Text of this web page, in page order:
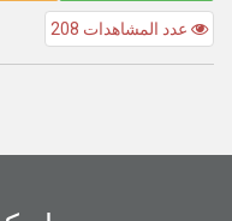
عدد المشاهدات 208